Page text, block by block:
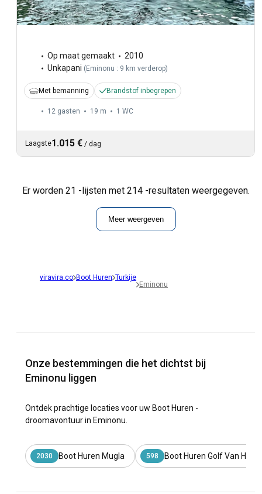
Op maat gemaakt
2010
Unkapani ( Eminonu : 9 km verderop)
Met bemanning Brandstof inbegrepen
12 gasten 19 m 1 WC
Laagste1.015 € / dag
Er worden 21 -lijsten met 214 -resultaten weergegeven.
Meer weergeven
viravira.co Boot Huren Turkije
Eminonu
Onze bestemmingen die het dichtst bij
Eminonu liggen
Ontdek prachtige locaties voor uw Boot Huren -
droomavontuur in Eminonu.
2030 Boot Huren Mugla 598 Boot Huren Golf Van